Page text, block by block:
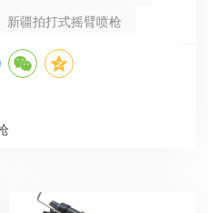
新疆拍打式摇臂喷枪